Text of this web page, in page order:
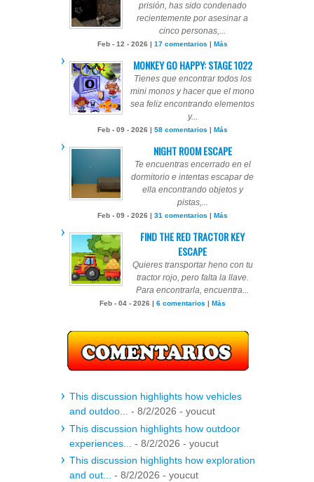
prisión, has sido condenado
recientemente por asesinar a
cinco personas,...
Feb - 12 - 2026 | 17 comentarios | Más
MONKEY GO HAPPY: STAGE 1022
Tienes que encontrar todos los
mini monos y hacer que el mono
sea feliz encontrando elementos
y...
Feb - 09 - 2026 | 58 comentarios | Más
NIGHT ROOM ESCAPE
Te encuentras encerrado en el
dormitorio e intentas escapar de
ella encontrando objetos y
pistas,...
Feb - 09 - 2026 | 31 comentarios | Más
FIND THE RED TRACTOR KEY
ESCAPE
Quieres transportar heno con tu
tractor rojo, pero falta la llave.
Para encontrarla, encuentra...
Feb - 04 - 2026 | 6 comentarios | Más
This discussion highlights how vehicles
and outdoo... - 8/2/2026 - youcut
This discussion highlights how outdoor
experiences...
- 8/2/2026 - youcut
This discussion highlights how exploration
and out... - 8/2/2026 - youcut